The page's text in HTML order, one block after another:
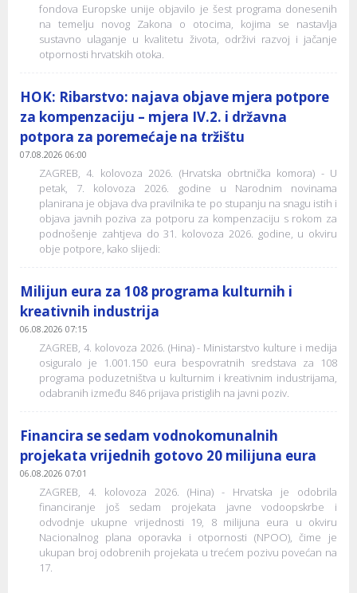
fondova Europske unije objavilo je šest programa donesenih
na temelju novog Zakona o otocima, kojima se nastavlja
sustavno ulaganje u kvalitetu života, održivi razvoj i jačanje
otpornosti hrvatskih otoka.
HOK: Ribarstvo: najava objave mjera potpore
za kompenzaciju – mjera IV.2. i državna
potpora za poremećaje na tržištu
07.08.2026 06:00
ZAGREB, 4. kolovoza 2026. (Hrvatska obrtnička komora) - U
petak, 7. kolovoza 2026. godine u Narodnim novinama
planirana je objava dva pravilnika te po stupanju na snagu istih i
objava javnih poziva za potporu za kompenzaciju s rokom za
podnošenje zahtjeva do 31. kolovoza 2026. godine, u okviru
obje potpore, kako slijedi:
Milijun eura za 108 programa kulturnih i
kreativnih industrija
06.08.2026 07:15
ZAGREB, 4. kolovoza 2026. (Hina) - Ministarstvo kulture i medija
osiguralo je 1.001.150 eura bespovratnih sredstava za 108
programa poduzetništva u kulturnim i kreativnim industrijama,
odabranih između 846 prijava pristiglih na javni poziv.
Financira se sedam vodnokomunalnih
projekata vrijednih gotovo 20 milijuna eura
06.08.2026 07:01
ZAGREB, 4. kolovoza 2026. (Hina) - Hrvatska je odobrila
financiranje još sedam projekata javne vodoopskrbe i
odvodnje ukupne vrijednosti 19, 8 milijuna eura u okviru
Nacionalnog plana oporavka i otpornosti (NPOO), čime je
ukupan broj odobrenih projekata u trećem pozivu povećan na
17.